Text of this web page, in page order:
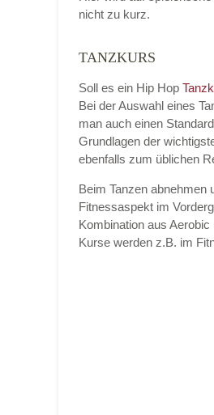
Kontakt E-
Kontakt
nicht zu kurz.
TANZKURS
Soll es ein Hip Hop
Bei der Auswahl eines
man auch einen
Grundlagen der
ebenfalls zum üblichen
Beim Tanzen abnehmen
Fitnessaspekt im
Kombination aus
Kurse werden z.B. im